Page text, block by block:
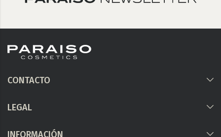
CONTACTO
LEGAL
INFORMACIÓN